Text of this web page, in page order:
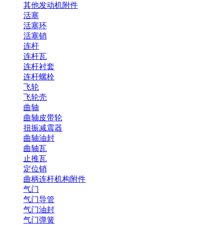
其他发动机附件
活塞
活塞环
活塞销
连杆
连杆瓦
连杆衬套
连杆螺栓
飞轮
飞轮壳
曲轴
曲轴皮带轮
扭振减震器
曲轴油封
曲轴瓦
止推瓦
定位销
曲柄连杆机构附件
气门
气门导管
气门油封
气门弹簧